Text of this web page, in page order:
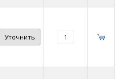
Уточнить